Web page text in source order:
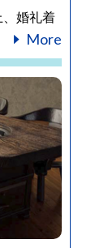
、婚礼着
More